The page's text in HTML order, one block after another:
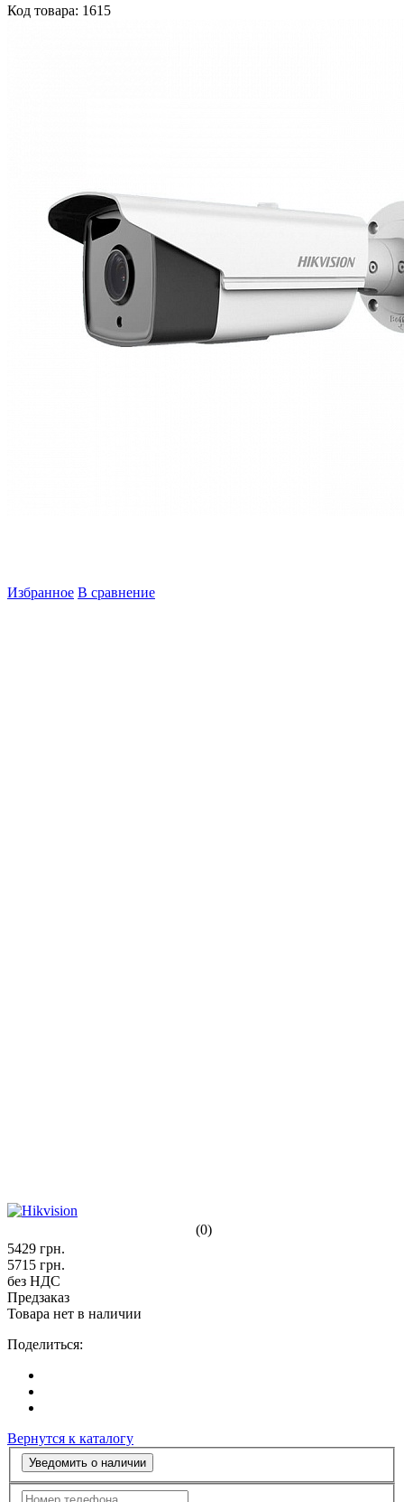
Код товара: 1615
Избранное В сравнение
(0)
5429 грн.
5715 грн.
без НДС
Предзаказ
Товара нет в наличии
Поделиться:
Вернутся к каталогу
Уведомить о наличии